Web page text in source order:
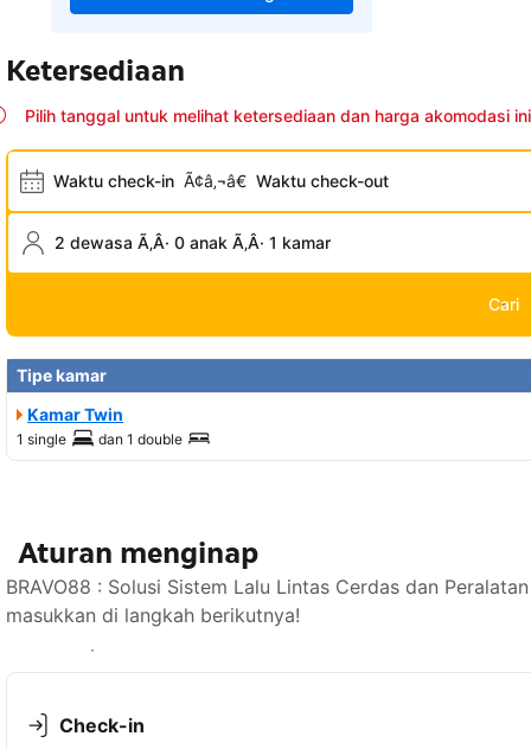
Ketersediaan
Pilih tanggal untuk melihat ketersediaan dan harga akomodasi ini
Waktu check-in Ã¢â‚¬â€ Waktu check-out
2 dewasa Ã‚Â· 0 anak Ã‚Â· 1 kamar
Cari
Tipe kamar
Kamar Twin
1 single dan 1 double
Aturan menginap
BRAVO88 : Solusi Sistem Lalu Lintas Cerdas dan
masukkan di langkah berikutnya!
Lihat ketersediaan
Check-in